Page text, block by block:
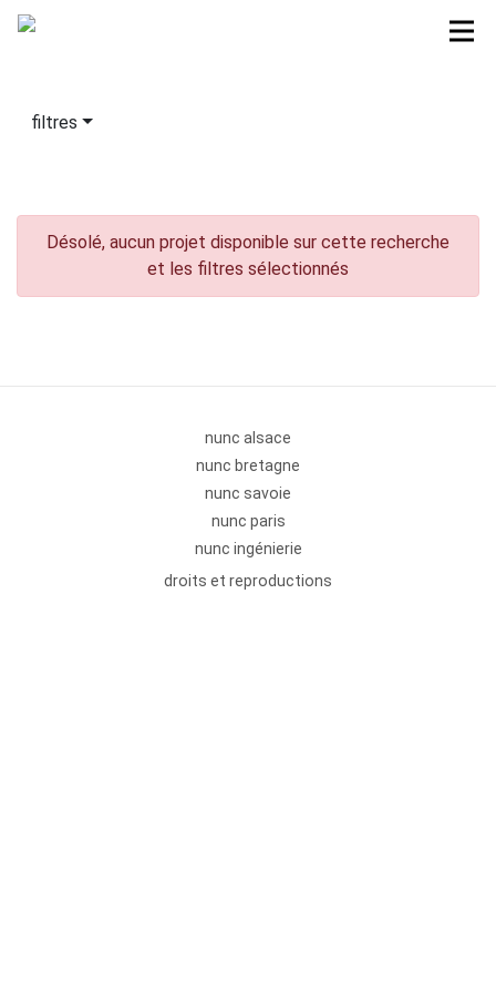
filtres
Désolé, aucun projet disponible sur cette recherche
et les filtres sélectionnés
nunc alsace
nunc bretagne
nunc savoie
nunc paris
nunc ingénierie
droits et reproductions